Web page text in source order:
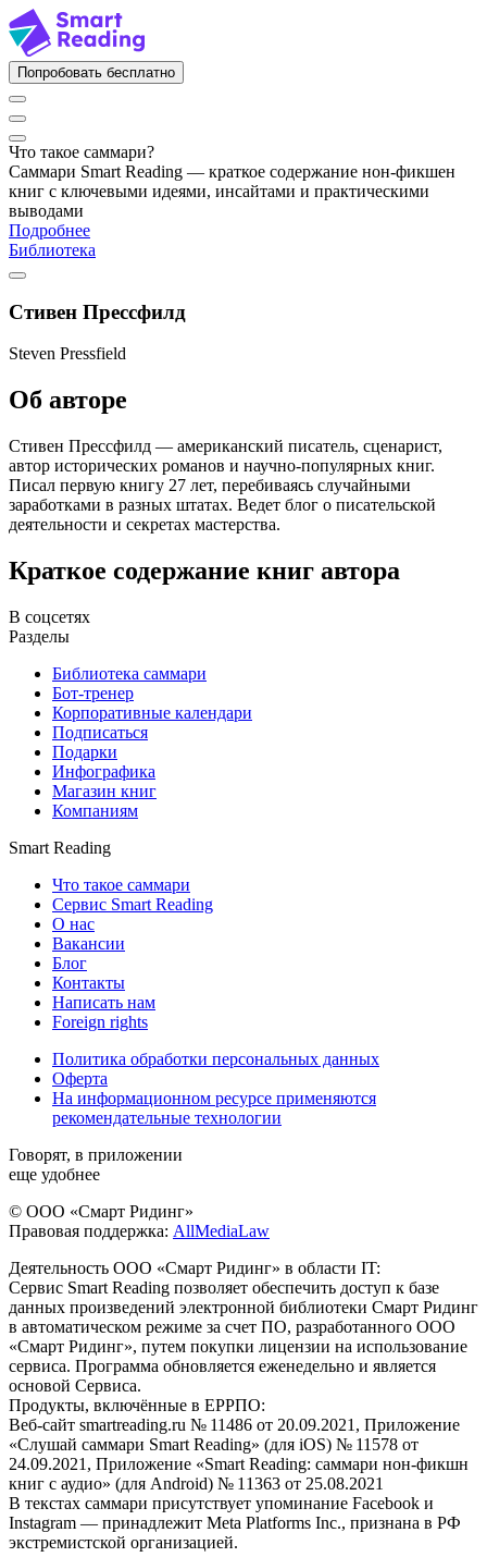
Попробовать бесплатно
Что такое саммари?
Саммари Smart Reading — краткое содержание нон-фикшен
книг с ключевыми идеями, инсайтами и практическими
выводами
Подробнее
Библиотека
Стивен Прессфилд
Steven Pressfield
Об авторе
Стивен Прессфилд — американский писатель, сценарист,
автор исторических романов и научно-популярных книг.
Писал первую книгу 27 лет, перебиваясь случайными
заработками в разных штатах. Ведет блог о писательской
деятельности и секретах мастерства.
Краткое содержание книг автора
В соцсетях
Разделы
Библиотека саммари
Бот-тренер
Корпоративные календари
Подписаться
Подарки
Инфографика
Магазин книг
Компаниям
Smart Reading
Что такое саммари
Сервис Smart Reading
О нас
Вакансии
Блог
Контакты
Написать нам
Foreign rights
Политика обработки персональных данных
Оферта
На информационном ресурсе применяются
рекомендательные технологии
Говорят, в приложении
еще удобнее
© ООО «Смарт Ридинг»
Правовая поддержка: AllMediaLaw
Деятельность ООО «Смарт Ридинг» в области IT:
Сервис Smart Reading позволяет обеспечить доступ к базе
данных произведений электронной библиотеки Смарт Ридинг
в автоматическом режиме за счет ПО, разработанного ООО
«Смарт Ридинг», путем покупки лицензии на использование
сервиса. Программа обновляется еженедельно и является
основой Сервиса.
Продукты, включённые в ЕРРПО:
Веб-сайт smartreading.ru № 11486 от 20.09.2021, Приложение
«Слушай саммари Smart Reading» (для iOS) № 11578 от
24.09.2021, Приложение «Smart Reading: саммари нон-фикшн
книг с аудио» (для Android) № 11363 от 25.08.2021
В текстах саммари присутствует упоминание Facebook и
Instagram — принадлежит Meta Platforms Inc., признана в РФ
экстремистской организацией.